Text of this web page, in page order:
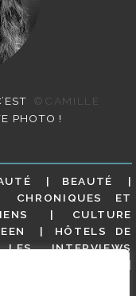
©CAMILLE
PHOTO !
BEAUTÉ
CHRONIQUES ET
CULTURE
HÔTELS DE
LES INTERVIEWS